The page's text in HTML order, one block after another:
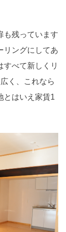
も残っています
リングにしてあ
すべて新しくリ
く、これなら
とはいえ家賃1